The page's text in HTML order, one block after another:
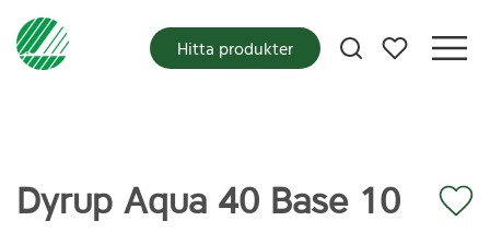
Mina favoriter
Hitta produkter
Dyrup Aqua 40 Base 10